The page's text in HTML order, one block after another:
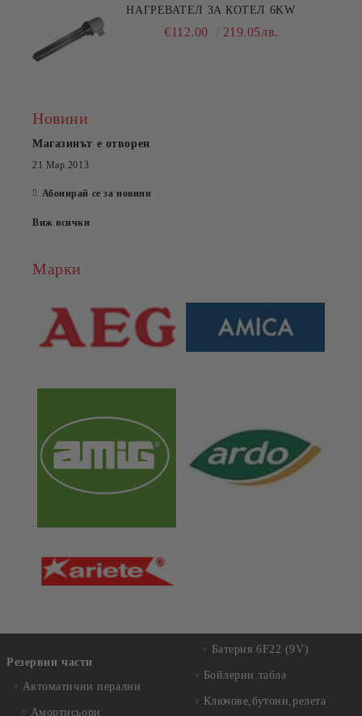
НАГРЕВАТЕЛ ЗА КОТЕЛ 6KW
€112.00 219.05лв.
Новини
Магазинът е отворен
21 Мар 2013
Абонирай се за новини
Виж всички
Марки
Резервни части
Автоматични перални
Амортисьори
Батерия 6F22 (9V)
Бойлерни табла
Ключове,бутони,релета